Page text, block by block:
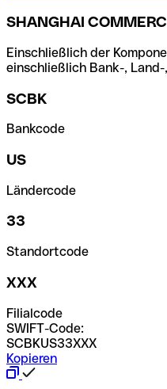
SHANGHAI
Einschließlich der
einschließlich Bank-,
SCBK
Bankcode
US
Ländercode
33
Standortcode
XXX
Filialcode
SWIFT-Code:
SCBKUS33XXX
Kopieren